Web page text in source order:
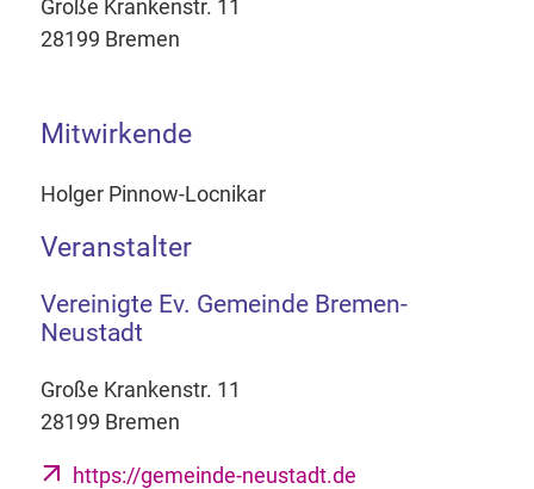
Große Krankenstr. 11
28199 Bremen
Mitwirkende
Holger Pinnow-Locnikar
Veranstalter
Vereinigte Ev. Gemeinde Bremen-
Neustadt
Große Krankenstr. 11
28199 Bremen
https://gemeinde-neustadt.de